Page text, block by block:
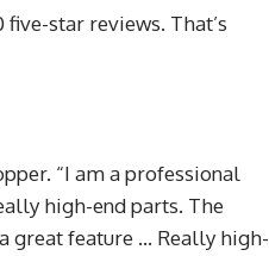
star reviews. That’s
“I am a professional
high-end parts. The
great feature … Really high-